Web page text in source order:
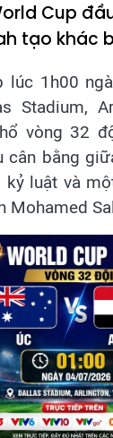
Cup
tạo khác
lúc 1h00
Stadium,
vòng 32
cân bằng
kỷ luật và
Mohamed